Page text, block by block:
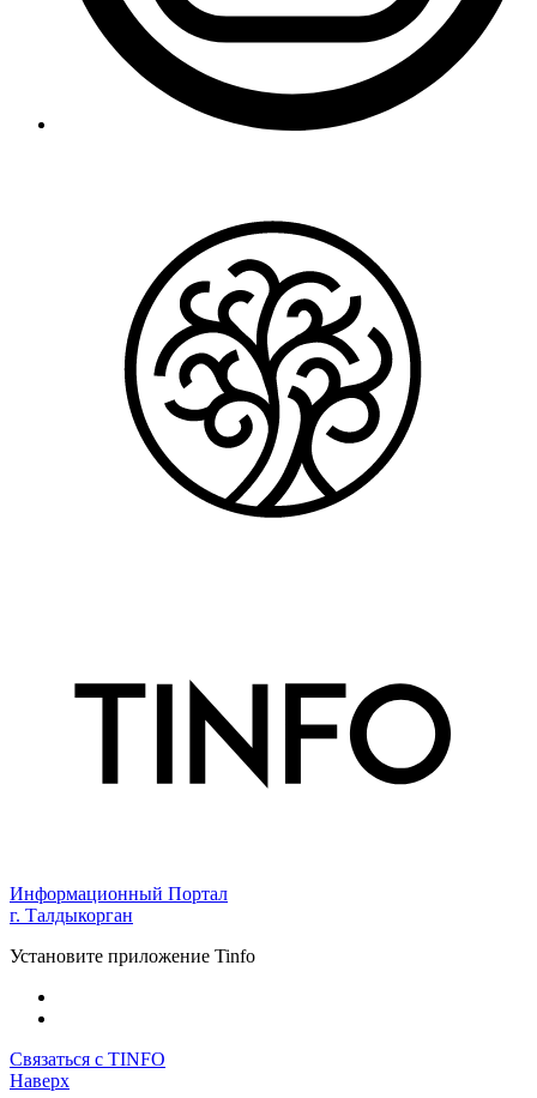
Информационный Портал
г. Талдыкорган
Установите приложение Tinfo
Связаться с TINFO
Наверх